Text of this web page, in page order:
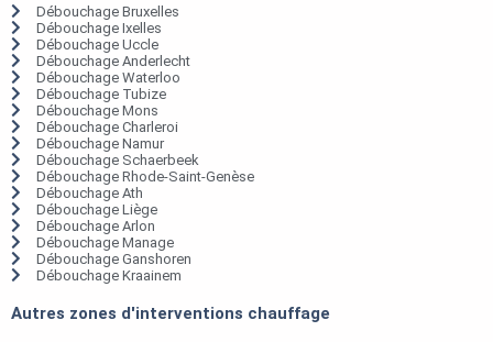
Débouchage Bruxelles
Débouchage Ixelles
Débouchage Uccle
Débouchage Anderlecht
Débouchage Waterloo
Débouchage Tubize
Débouchage Mons
Débouchage Charleroi
Débouchage Namur
Débouchage Schaerbeek
Débouchage Rhode-Saint-Genèse
Débouchage Ath
Débouchage Liège
Débouchage Arlon
Débouchage Manage
Débouchage Ganshoren
Débouchage Kraainem
Autres zones d'interventions chauffage